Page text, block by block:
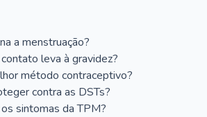
a menstruação?
leva à gravidez?
método contraceptivo?
contra as DSTs?
sintomas da TPM?